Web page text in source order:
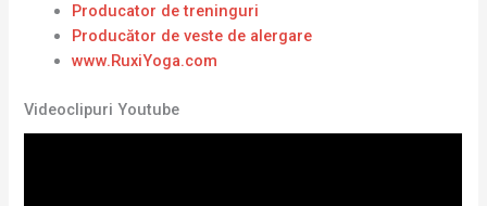
Producator de treninguri
Producător de veste de alergare
www.RuxiYoga.com
Videoclipuri Youtube